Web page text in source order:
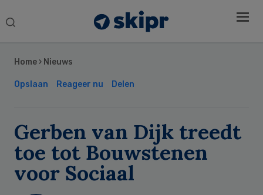
Search
Home › Nieuws
Opslaan Reageer nu Delen
Gerben van Dijk treedt
toe tot Bouwstenen
voor Sociaal
Sidebar